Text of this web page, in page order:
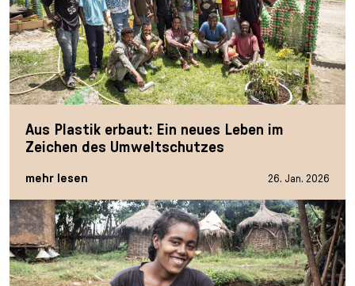
Aus Plastik erbaut: Ein neues Leben im
Zeichen des Umweltschutzes
mehr lesen 26. Jan. 2026